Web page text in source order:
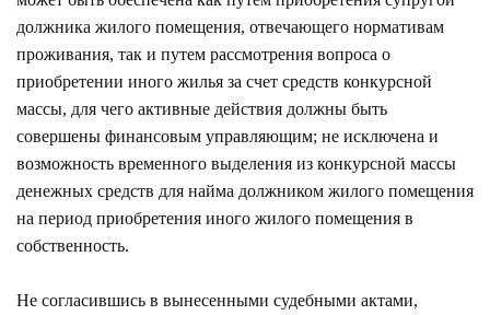
должника жилого помещения, отвечающего нормативам
проживания, так и путем рассмотрения вопроса о
приобретении иного жилья за счет средств конкурсной
массы, для чего активные действия должны быть
совершены финансовым управляющим; не исключена и
возможность временного выделения из конкурсной массы
денежных средств для найма должником жилого помещения
на период приобретения иного жилого помещения в
собственность.
Не согласившись в вынесенными судебными актами,